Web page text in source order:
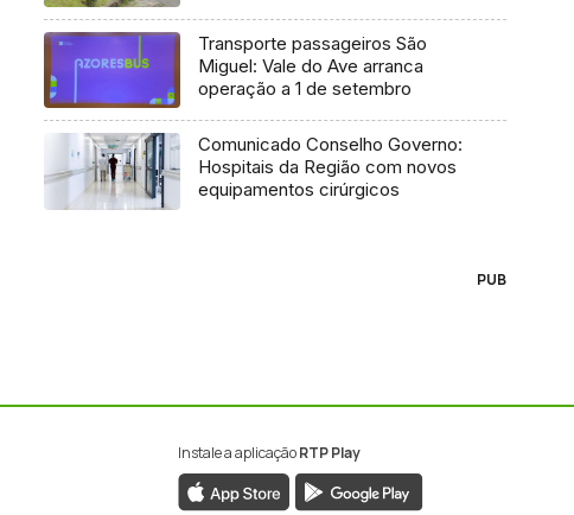
Transporte passageiros São
Miguel: Vale do Ave arranca
operação a 1 de setembro
Comunicado Conselho Governo:
Hospitais da Região com novos
equipamentos cirúrgicos
PUB
Instale a aplicaçãoRTP Play